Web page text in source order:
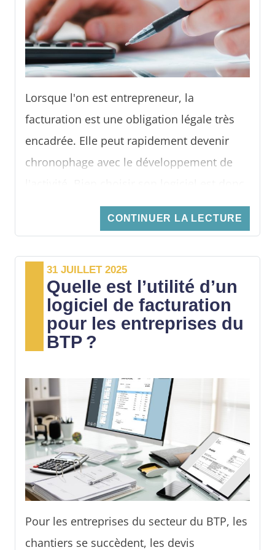
transition numérique en toute sérénité.
Lorsque l'on est entrepreneur, la
facturation est une obligation légale très
encadrée. Elle peut rapidement devenir
chronophage avec le développement de
essentiel pour éviter les erreurs et gagner
CONTINUER LA LECTURE
31 JUILLET 2025
Quelle est l’utilité d’un
logiciel de facturation
pour les entreprises du
BTP ?
Pour les entreprises du secteur du BTP, les
chantiers se succèdent, les devis